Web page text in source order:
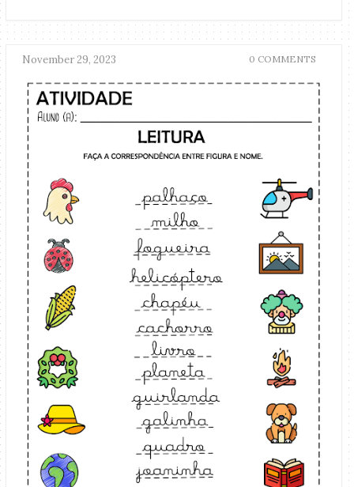
November 29, 2023 0 COMMENTS